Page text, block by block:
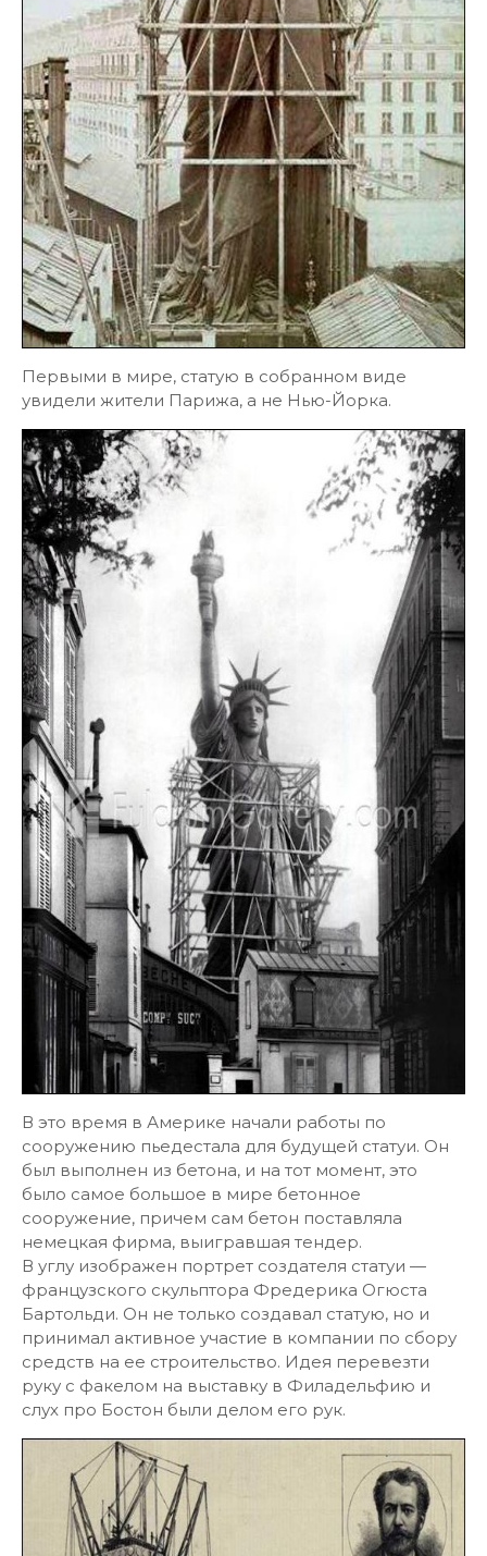
Первыми в мире, статую в собранном виде
увидели жители Парижа, а не Нью-Йорка.
В это время в Америке начали работы по
сооружению пьедестала для будущей статуи. Он
был выполнен из бетона, и на тот момент, это
было самое большое в мире бетонное
сооружение, причем сам бетон поставляла
немецкая фирма, выигравшая тендер.
В углу изображен портрет создателя статуи —
французского скульптора Фредерика Огюста
Бартольди. Он не только создавал статую, но и
принимал активное участие в компании по сбору
средств на ее строительство. Идея перевезти
руку с факелом на выставку в Филадельфию и
слух про Бостон были делом его рук.